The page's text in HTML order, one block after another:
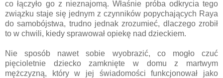
co łączyło go z nieznajomą. Właśnie próba odkrycia tego
związku staje się jednym z czynników popychających Raya
do samobójstwa, trudno jednak zrozumieć, dlaczego zrobił
to w chwili, kiedy sprawował opiekę nad dzieckiem.
Nie sposób nawet sobie wyobrazić, co mogło czuć
pięcioletnie dziecko zamknięte w domu z martwym
mężczyzną, który w jej świadomości funkcjonował jako